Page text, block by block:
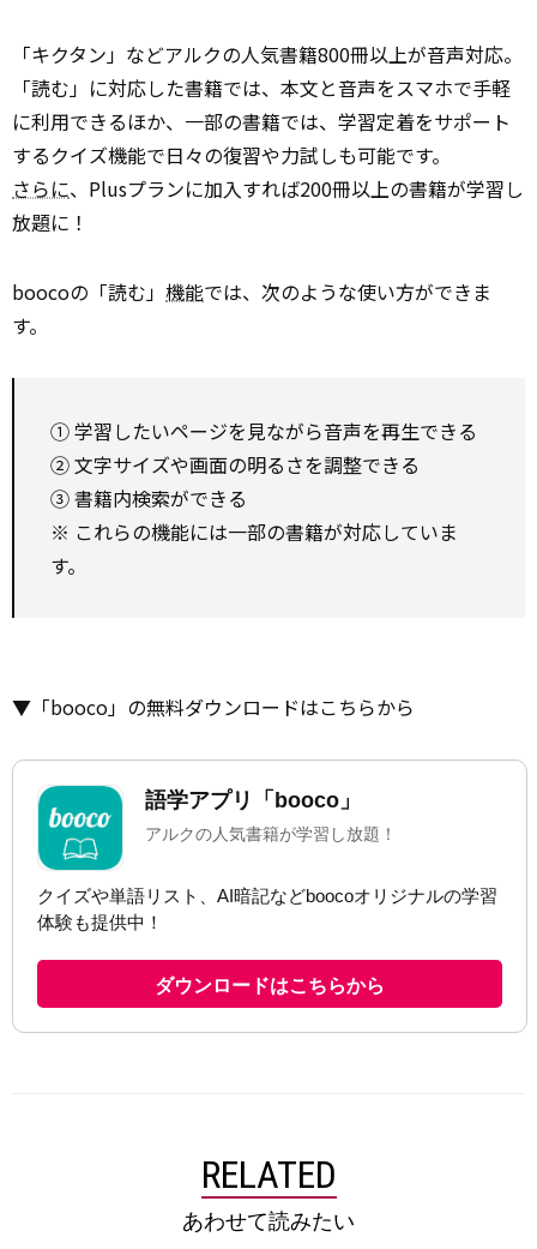
「キクタン」などアルクの人気書籍800冊以上が音声対応。
「読む」に対応した書籍では、本文と音声をスマホで手軽
に利用できるほか、一部の書籍では、学習定着をサポート
するクイズ機能で日々の復習や力試しも可能です。
さらに、Plusプランに加入すれば200冊以上の書籍が学習し
放題に！
boocoの「読む」 機能では、次のような使い方ができま
す。
① 学習したいページを見ながら音声を再生できる
② 文字サイズや画面の明るさを調整できる
③ 書籍内検索ができる
※ これらの機能には一部の書籍が対応していま
す。
▼「booco」の無料ダウンロードはこちらから
RELATED
あわせて読みたい